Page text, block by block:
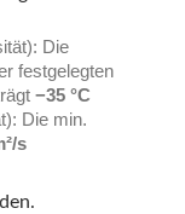
Die
festgelegten
−35 °C
Die min.
s